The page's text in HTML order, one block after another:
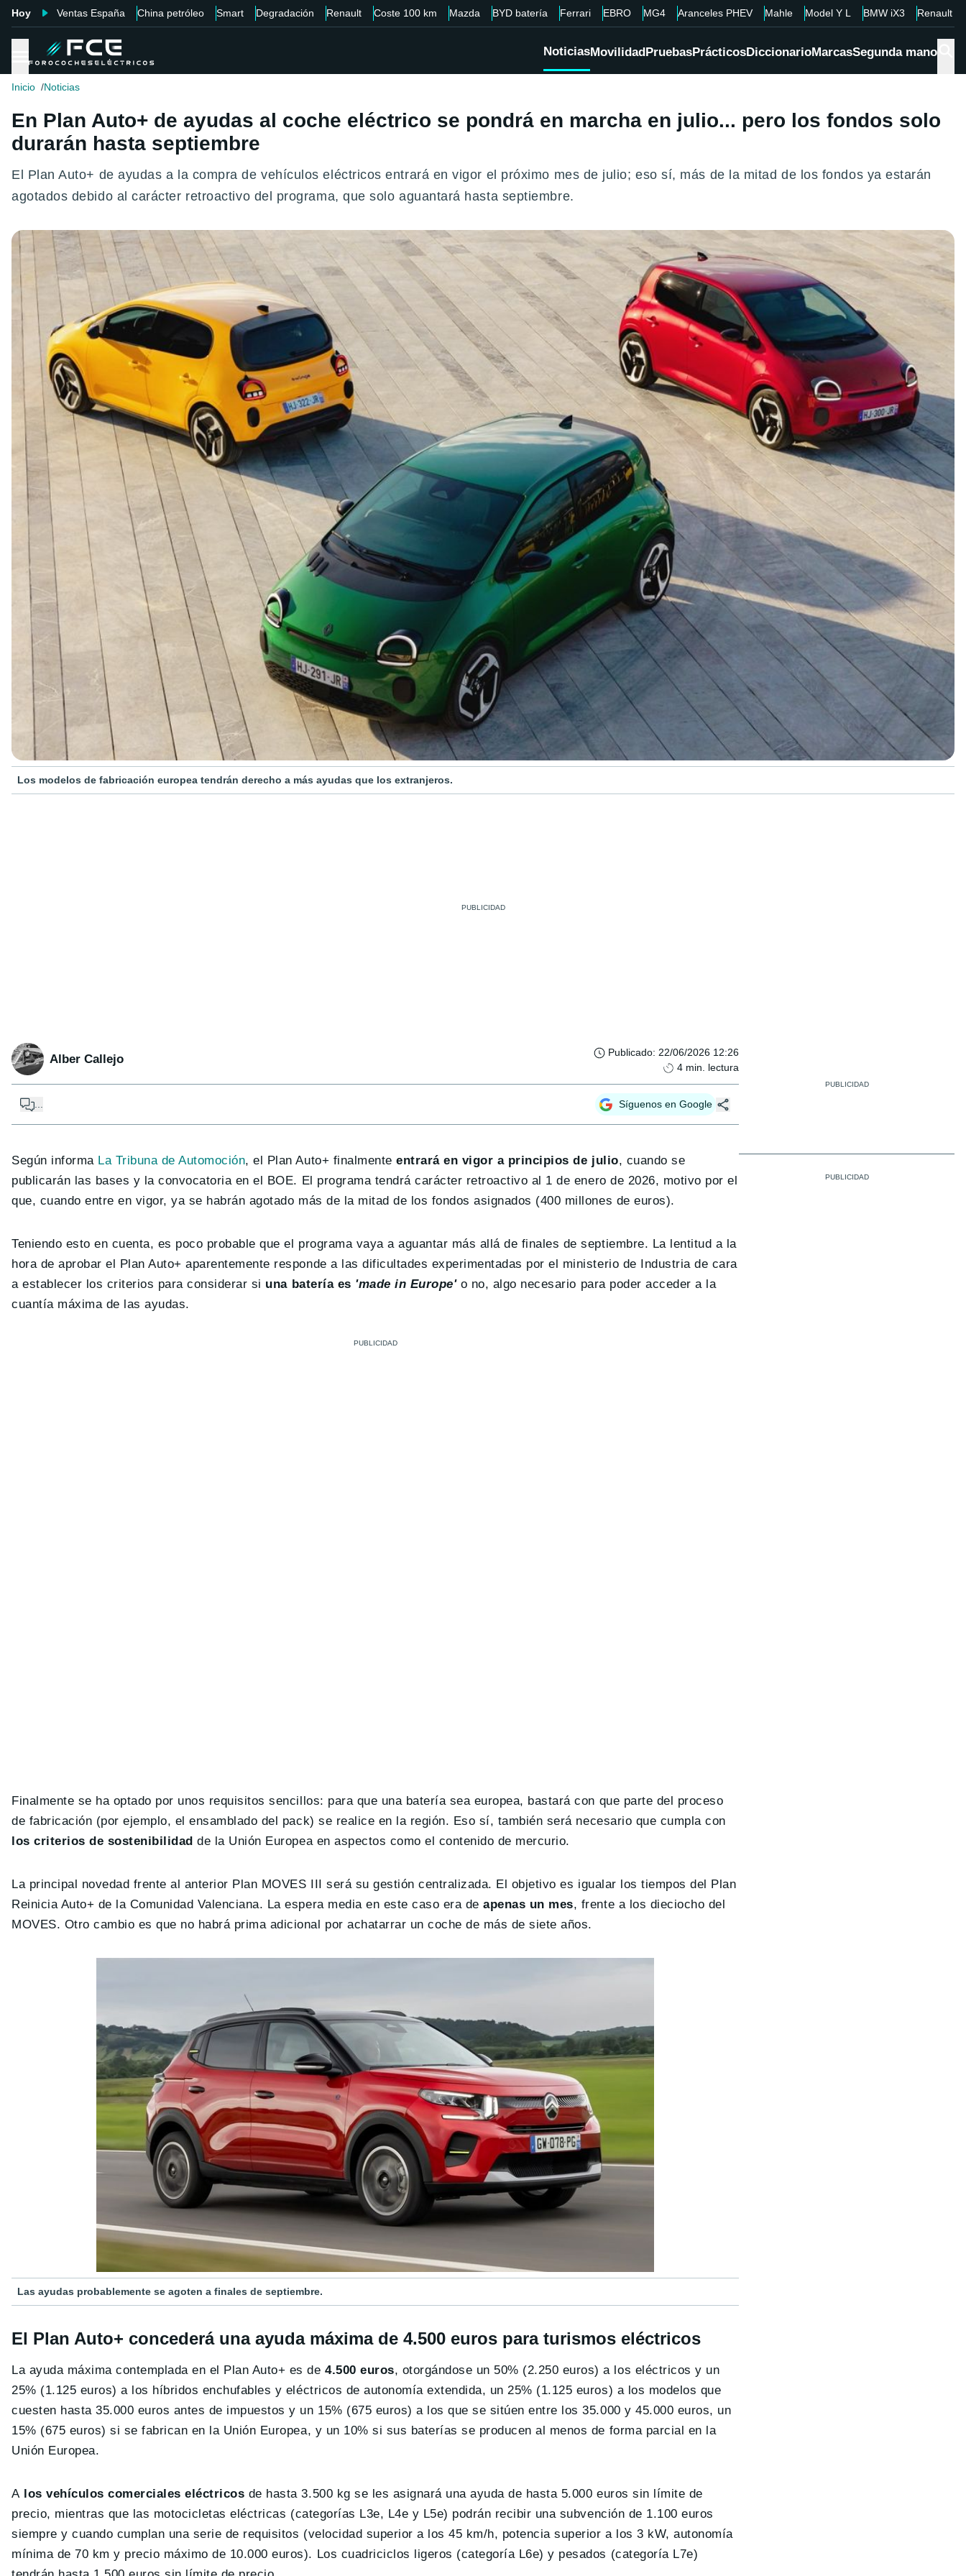
Hoy Ventas España China petróleo Smart Degradación Renault Coste 100 km Mazda BYD batería Ferrari EBRO MG4 Aranceles PHEV Mahle Model Y L BMW iX3 Renault
NoticiasMovilidadPruebasPrácticosDiccionarioMarcasSegunda mano
Inicio Noticias
En Plan Auto+ de ayudas al coche eléctrico se pondrá en marcha en julio... pero los fondos solo
durarán hasta septiembre
El Plan Auto+ de ayudas a la compra de vehículos eléctricos entrará en vigor el próximo mes de julio; eso sí, más de la mitad de los fondos ya estarán
agotados debido al carácter retroactivo del programa, que solo aguantará hasta septiembre.
Los modelos de fabricación europea tendrán derecho a más ayudas que los extranjeros.
Alber Callejo Publicado: 22/06/2026 12:26
4 min. lectura
... Síguenos en Google
Según informa La Tribuna de Automoción, el Plan Auto+ finalmenteentrará en vigor a principios de julio, cuando se
publicarán las bases y la convocatoria en el BOE. El programa tendrá carácter retroactivo al 1 de enero de 2026, motivo por el
que, cuando entre en vigor, ya se habrán agotado más de la mitad de los fondos asignados (400 millones de euros).
Teniendo esto en cuenta, es poco probable que el programa vaya a aguantar más allá de finales de septiembre. La lentitud a la
hora de aprobar el Plan Auto+ aparentemente responde a las dificultades experimentadas por el ministerio de Industria de cara
a establecer los criterios para considerar si una batería es 'made in Europe' o no, algo necesario para poder acceder a la
cuantía máxima de las ayudas.
Finalmente se ha optado por unos requisitos sencillos: para que una batería sea europea, bastará con que parte del proceso
de fabricación (por ejemplo, el ensamblado del pack) se realice en la región. Eso sí, también será necesario que cumpla con
los criterios de sostenibilidadde la Unión Europea en aspectos como el contenido de mercurio.
La principal novedad frente al anterior Plan MOVES III será su gestión centralizada. El objetivo es igualar los tiempos del Plan
Reinicia Auto+ de la Comunidad Valenciana. La espera media en este caso era deapenas un mes, frente a los dieciocho del
MOVES. Otro cambio es que no habrá prima adicional por achatarrar un coche de más de siete años.
Las ayudas probablemente se agoten a finales de septiembre.
El Plan Auto+ concederá una ayuda máxima de 4.500 euros para turismos eléctricos
La ayuda máxima contemplada en el Plan Auto+ es de 4.500 euros, otorgándose un 50% (2.250 euros) a los eléctricos y un
25% (1.125 euros) a los híbridos enchufables y eléctricos de autonomía extendida, un 25% (1.125 euros) a los modelos que
cuesten hasta 35.000 euros antes de impuestos y un 15% (675 euros) a los que se sitúen entre los 35.000 y 45.000 euros, un
15% (675 euros) si se fabrican en la Unión Europea, y un 10% si sus baterías se producen al menos de forma parcial en la
Unión Europea.
Alos vehículos comerciales eléctricos de hasta 3.500 kg se les asignará una ayuda de hasta 5.000 euros sin límite de
precio, mientras que las motocicletas eléctricas (categorías L3e, L4e y L5e) podrán recibir una subvención de 1.100 euros
siempre y cuando cumplan una serie de requisitos (velocidad superior a los 45 km/h, potencia superior a los 3 kW, autonomía
mínima de 70 km y precio máximo de 10.000 euros). Los cuadriciclos ligeros (categoría L6e) y pesados (categoría L7e)